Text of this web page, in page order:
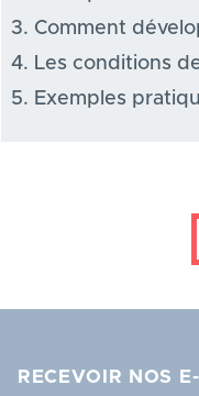
Comment
Les conditions
Exemples
RECEVOIR NOS